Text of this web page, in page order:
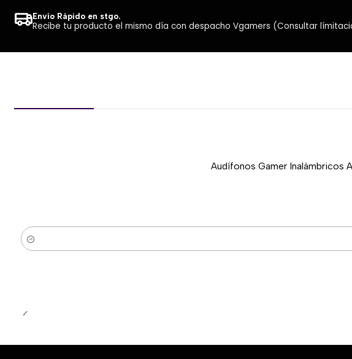
Envío Rápido en stgo.
Recibe tu producto el mismo día con despacho Vgamers (Consultar
Audífonos Gamer Inalámbricos
Cantidad